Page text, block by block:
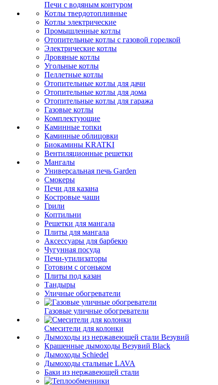
Печи с водяным контуром
Котлы твердотопливные
Котлы электрические
Промышленные котлы
Отопительные котлы с газовой горелкой
Электрические котлы
Дровяные котлы
Угольные котлы
Пеллетные котлы
Отопительные котлы для дачи
Отопительные котлы для дома
Отопительные котлы для гаража
Газовые котлы
Комплектующие
Каминные топки
Каминные облицовки
Биокамины KRATKI
Вентиляционные решетки
Мангалы
Универсальная печь Garden
Смокеры
Печи для казана
Костровые чаши
Грили
Коптильни
Решетки для мангала
Плиты для мангала
Аксессуары для барбекю
Чугунная посуда
Печи-утилизаторы
Готовим с огоньком
Плиты под казан
Тандыры
Уличные обогреватели
Газовые уличные обогреватели
Смесители для колонки
Дымоходы из нержавеющей стали Везувий
Крашенные дымоходы Везувий Black
Дымоходы Schiedel
Дымоходы стальные LAVA
Баки из нержавеющей стали